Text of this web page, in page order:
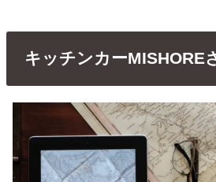
キッチンカーMISHORE